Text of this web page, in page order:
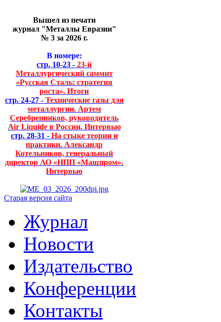
Вышел из печати
журнал "Металлы Евразии"
№ 3 за 2026 г.
В номере:
стр. 10-23 - 23-й
Металлургический саммит
«Русская Сталь: стратегия
роста». Итоги
стр. 24-27 - Технические газы для
металлургии. Артем
Серебренников, руководитель
Air Liquide в России. Интервью
стр. 28-31 - На стыке теории и
практики. Александр
Котельников, генеральный
директор АО «НПП «Машпром».
Интервью
Старая версия сайта
Журнал
Новости
Издательство
Конференции
Контакты